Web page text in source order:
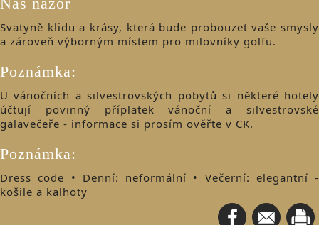
Svatyně klidu a krásy, která bude probouzet vaše smysly
a zároveň výborným místem pro milovníky golfu.
Poznámka:
U vánočních a silvestrovských pobytů si některé hotely
účtují povinný příplatek vánoční a silvestrovské
galavečeře - informace si prosím ověřte v CK.
Poznámka:
Dress code • Denní: neformální • Večerní: elegantní -
košile a kalhoty